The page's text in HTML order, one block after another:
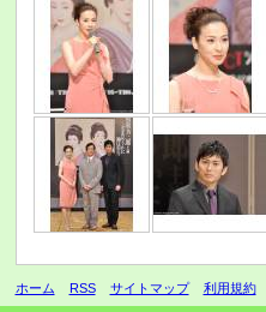
ホーム RSS サイトマップ 利用規約